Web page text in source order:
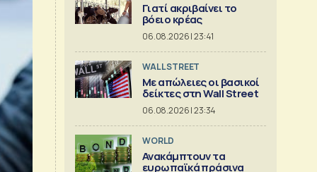
Γιατί ακριβαίνει το
βόειο κρέας
06.08.2026 | 23:41
WALL STREET
Με απώλειες οι βασικοί
δείκτες στη Wall Street
06.08.2026 | 23:34
WORLD
Ανακάμπτουν τα
ευρωπαϊκά πράσινα